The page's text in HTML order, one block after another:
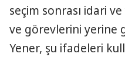
seçim sonrası idari
ve görevlerini yerine
Yener, şu ifadeleri